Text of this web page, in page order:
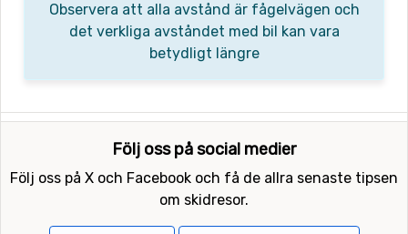
Observera att alla avstånd är fågelvägen och
det verkliga avståndet med bil kan vara
betydligt längre
Följ oss på social medier
Följ oss på X och Facebook och få de allra senaste tipsen
om skidresor.